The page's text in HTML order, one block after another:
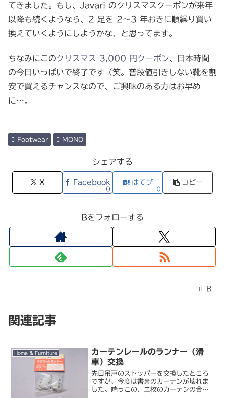
てきました。もし、Javari のクリスマスクーポンが来年
以降も続くようなら、2 足を 2～3 年おきに順繰り買い
換えていくようにしようかな、と思ってます。
ちなみにこのクリスマス 3,000 円クーポン、日本時間
の今日いっぱいで終了です（笑。普段値引きしない靴を割
安で買えるチャンスなので、ご興味のある方はお早め
に…。
Footwear MONO
シェアする
X Facebook
0
はてブ
0
コピー
Bをフォローする
B
関連記事
Home & Furniture
カーテンレールのランナー（滑
車）交換
先日吊戸のストッパーを交換したところ
ですが、今度は書斎のカーテンが壊れま
した。端っこの、二枚のカーテンの合わ